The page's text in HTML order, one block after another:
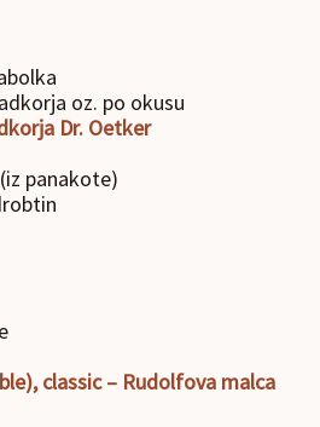
oz. po okusu
Dr. Oetker
panakote)
classic – Rudolfova malca